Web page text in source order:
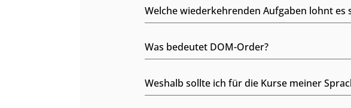
Welche wiederkehrenden Aufgaben lohnt es
Was bedeutet DOM-Order?
Weshalb sollte ich für die Kurse meiner